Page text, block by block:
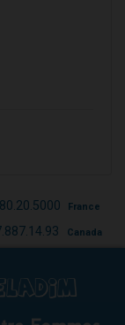
France
Canada